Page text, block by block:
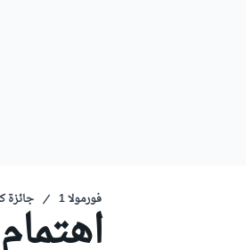
فورمولا 1 جائزة